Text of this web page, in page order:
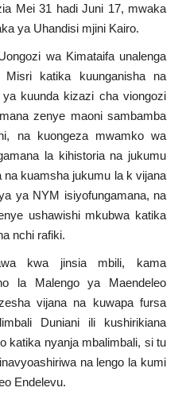
Mei 31 hadi Juni 17, mwaka
ya Uhandisi mjini Kairo.
wa Kimataifa unalenga
katika kuunganisha na
kuunda kizazi cha viongozi
zenye maoni sambamba
na kuongeza mwamko wa
la kihistoria na jukumu
kuamsha jukumu la k vijana
ya NYM isiyofungamana, na
ushawishi mkubwa katika
nchi rafiki.
kwa jinsia mbili, kama
la Malengo ya Maendeleo
vijana na kuwapa fursa
Duniani ili kushirikiana
katika nyanja mbalimbali, si tu
na lengo la kumi
Endelevu.